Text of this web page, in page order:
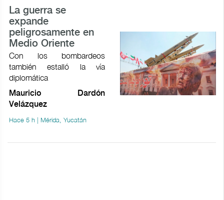
La guerra se
expande
peligrosamente en
Medio Oriente
Con los bombardeos
también estalló la vía
diplomática
Mauricio Dardón
Velázquez
Hace 5 h | Mérida, Yucatán